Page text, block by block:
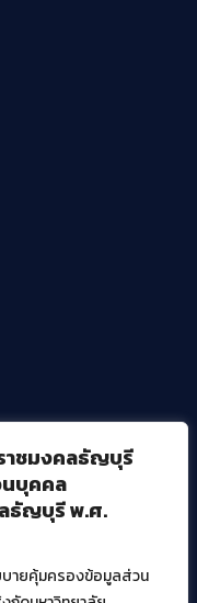
าชมงคลธัญบุรี
นบุคคล
ลธัญบุรี พ.ศ.
บายคุ้มครองข้อมูลส่วน